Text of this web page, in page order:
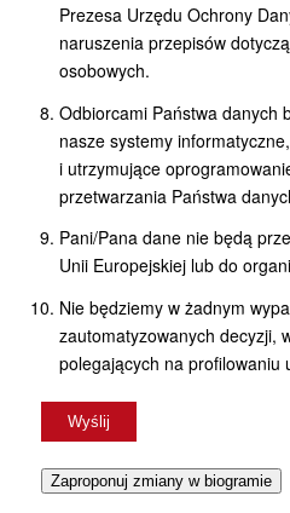
Prezesa Urzędu Ochrony
naruszenia przepisów
osobowych.
Odbiorcami Państwa danych
nasze systemy
i utrzymujące
przetwarzania Państwa
Pani/Pana dane nie będą
Unii Europejskiej lub do
Nie będziemy w żadnym
zautomatyzowanych decyzji,
polegających na profilowaniu
Zaproponuj zmiany w biogramie